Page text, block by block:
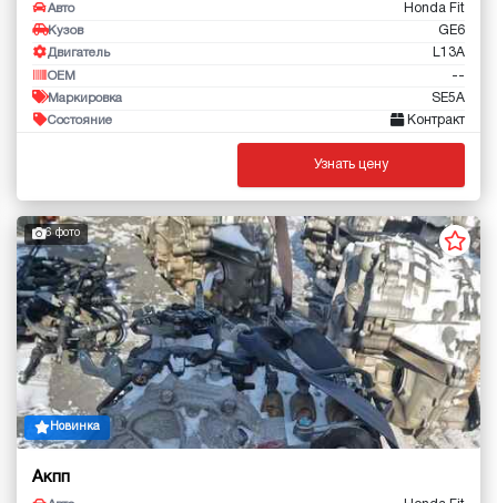
Авто Honda Fit
Кузов GE6
Двигатель L13A
OEM --
Маркировка SE5A
Состояние Контракт
Узнать цену
6 фото
Новинка
Акпп